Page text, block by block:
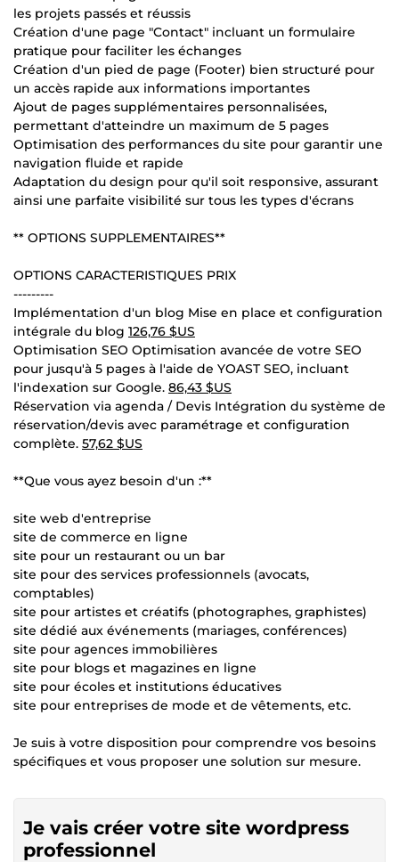
les projets passés et réussis
Création d'une page "Contact" incluant un formulaire
pratique pour faciliter les échanges
Création d'un pied de page (Footer) bien structuré pour
un accès rapide aux informations importantes
Ajout de pages supplémentaires personnalisées,
permettant d'atteindre un maximum de 5 pages
Optimisation des performances du site pour garantir une
navigation fluide et rapide
Adaptation du design pour qu'il soit responsive, assurant
ainsi une parfaite visibilité sur tous les types d'écrans
** OPTIONS SUPPLEMENTAIRES**
OPTIONS CARACTERISTIQUES PRIX
---------
Implémentation d'un blog Mise en place et configuration
intégrale du blog 126,76 $US
Optimisation SEO Optimisation avancée de votre SEO
pour jusqu'à 5 pages à l'aide de YOAST SEO, incluant
l'indexation sur Google. 86,43 $US
Réservation via agenda / Devis Intégration du système de
réservation/devis avec paramétrage et configuration
complète. 57,62 $US
**Que vous ayez besoin d'un :**
site web d'entreprise
site de commerce en ligne
site pour un restaurant ou un bar
site pour des services professionnels (avocats,
comptables)
site pour artistes et créatifs (photographes, graphistes)
site dédié aux événements (mariages, conférences)
site pour agences immobilières
site pour blogs et magazines en ligne
site pour écoles et institutions éducatives
site pour entreprises de mode et de vêtements, etc.
Je suis à votre disposition pour comprendre vos besoins
spécifiques et vous proposer une solution sur mesure.
Je vais créer votre site wordpress
professionnel